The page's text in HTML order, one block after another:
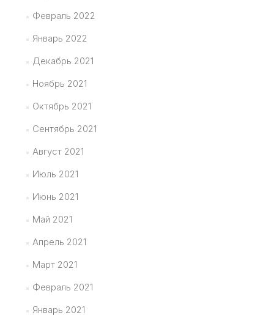
Февраль 2022
Январь 2022
Декабрь 2021
Ноябрь 2021
Октябрь 2021
Сентябрь 2021
Август 2021
Июль 2021
Июнь 2021
Май 2021
Апрель 2021
Март 2021
Февраль 2021
Январь 2021